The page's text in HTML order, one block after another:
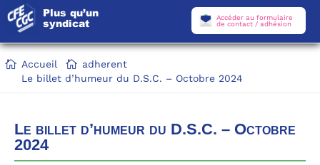
Plus qu’un
syndicat
Accéder au formulaire
de contact / adhésion
Accueil
adherent
Le billet d’humeur du D.S.C. – Octobre 2024
Le billet d’humeur du D.S.C. – Octobre
2024